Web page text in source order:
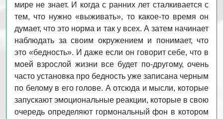
мире не знает. И когда с ранних лет сталкивается с
тем, что нужно «выживать», то какое-то время он
думает, что это норма и так у всех. А затем начинает
наблюдать за своим окружением и понимает, что
это «бедность». И даже если он говорит себе, что в
моей взрослой жизни все будет по-другому, очень
часто установка про бедность уже записана черным
по белому в его голове. А отсюда и мысли, которые
запускают эмоциональные реакции, которые в свою
очередь определяют гормональный фон в котором